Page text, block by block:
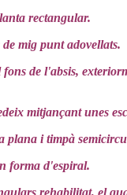
rectangular.
mig punt adovellats.
de l'absis,
mitjançant unes
plana i timpà
forma d'espiral.
rehabilitat, el